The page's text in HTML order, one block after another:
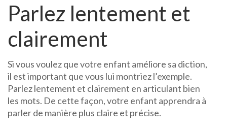
Parlez lentement et
clairement
Si vous voulez que votre enfant améliore sa diction,
il est important que vous lui montriez l’exemple.
Parlez lentement et clairement en articulant bien
les mots. De cette façon, votre enfant apprendra à
parler de manière plus claire et précise.